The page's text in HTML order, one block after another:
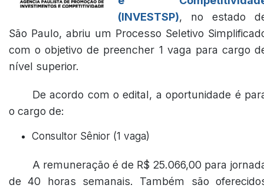
(INVESTSP), no estado
São Paulo, abriu um Processo Seletivo
com o objetivo de preencher 1 vaga para cargo
nível superior.
De acordo com o edital, a oportunidade é
o cargo de:
Consultor Sênior (1 vaga)
A remuneração é de R$ 25.066,00 para
de 40 horas semanais. Também são